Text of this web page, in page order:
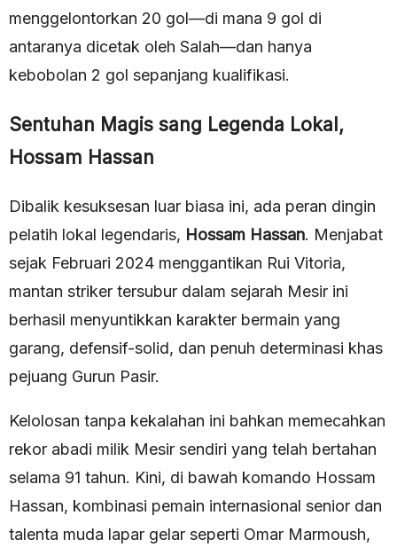
menggelontorkan 20 gol—di mana 9 gol di
antaranya dicetak oleh Salah—dan hanya
kebobolan 2 gol sepanjang kualifikasi.
Sentuhan Magis sang Legenda Lokal,
Hossam Hassan
Dibalik kesuksesan luar biasa ini, ada peran dingin
pelatih lokal legendaris, Hossam Hassan. Menjabat
sejak Februari 2024 menggantikan Rui Vitoria,
mantan striker tersubur dalam sejarah Mesir ini
berhasil menyuntikkan karakter bermain yang
garang, defensif-solid, dan penuh determinasi khas
pejuang Gurun Pasir.
Kelolosan tanpa kekalahan ini bahkan memecahkan
rekor abadi milik Mesir sendiri yang telah bertahan
selama 91 tahun. Kini, di bawah komando Hossam
Hassan, kombinasi pemain internasional senior dan
talenta muda lapar gelar seperti Omar Marmoush,